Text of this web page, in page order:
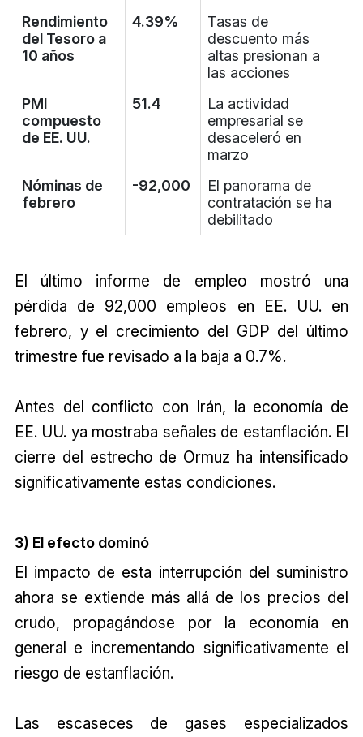
Rendimiento
del Tesoro a
10 años
4.39%
Tasas de
descuento más
altas presionan a
las acciones
PMI
compuesto
de EE. UU.
51.4
La actividad
empresarial se
desaceleró en
marzo
Nóminas de
febrero
-92,000
El panorama de
contratación se ha
debilitado
El último informe de empleo mostró una
pérdida de 92,000 empleos en EE. UU. en
febrero, y el crecimiento del GDP del último
trimestre fue revisado a la baja a 0.7%.
Antes del conflicto con Irán, la economía de
EE. UU. ya mostraba señales de estanflación. El
cierre del estrecho de Ormuz ha intensificado
significativamente estas condiciones.
3) El efecto dominó
El impacto de esta interrupción del suministro
ahora se extiende más allá de los precios del
crudo, propagándose por la economía en
general e incrementando significativamente el
riesgo de estanflación.
Las escaseces de gases especializados